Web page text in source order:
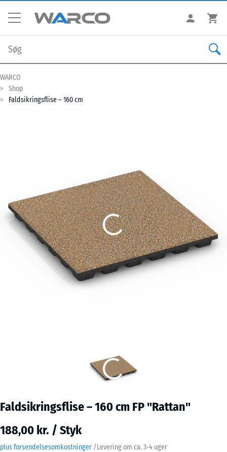
WARCO
Shop
Faldsikringsflise – 160 cm
Faldsikringsflise – 160 cm FP "Rattan"
188,00 kr. / Styk
plus forsendelsesomkostninger /Levering om ca. 3-4 uger